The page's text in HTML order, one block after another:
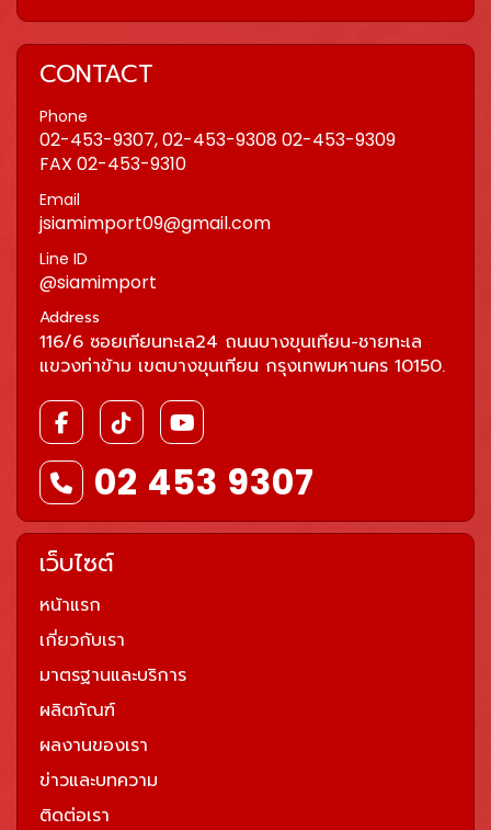
CONTACT
Phone
02-453-9307, 02-453-9308 02-453-9309
FAX 02-453-9310
Email
jsiamimport09@gmail.com
Line ID
@siamimport
Address
116/6 ซอยเทียนทะเล24 ถนนบางขุนเทียน-ชายทะเล
แขวงท่าข้าม เขตบางขุนเทียน กรุงเทพมหานคร 10150.
02 453 9307
เว็บไซต์
หน้าแรก
เกี่ยวกับเรา
มาตรฐานและบริการ
ผลิตภัณฑ์
ผลงานของเรา
ข่าวและบทความ
ติดต่อเรา